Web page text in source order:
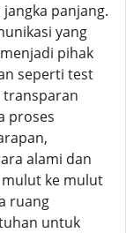
panjang.
yang
pihak
seperti test
proses
alami dan
ke mulut
ruang
untuk